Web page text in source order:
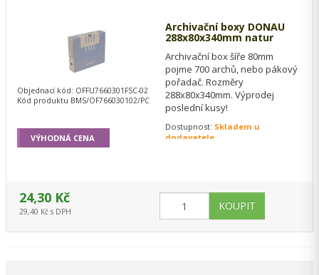
Archivační boxy DONAU
288x80x340mm natur
Archivační box šíře 80mm
pojme 700 archů, nebo pákový
pořadač. Rozměry
288x80x340mm. Výprodej
poslední kusy!
Dostupnost: Skladem u
dodavatele
Objednací kód: OFFU7660301FSC-02
Kód produktu BMS/OF766030102/PC
24,30 Kč
29,40 Kč s DPH
VÝHODNÁ CENA